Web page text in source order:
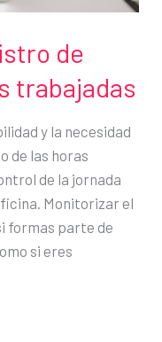
de
trabajadas
y la necesidad
de las horas
de la jornada
Monitorizar el
formas parte de
si eres